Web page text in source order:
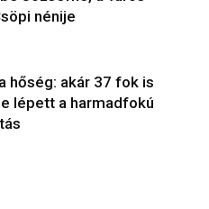
nénije
hőség: akár 37 fok is
lépett a harmadfokú